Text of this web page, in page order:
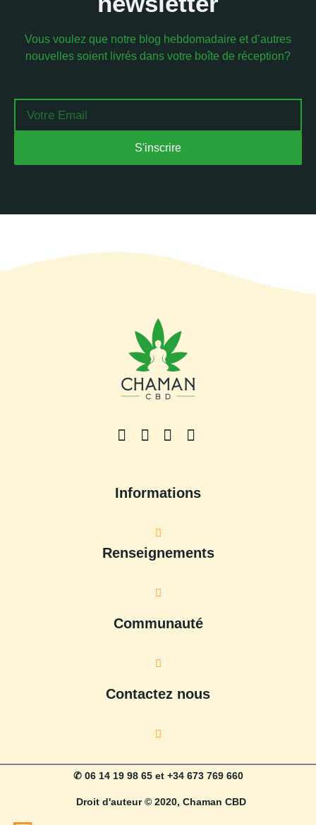
Vous voulez que notre blog hebdomadaire et d’autres
nouvelles soient livrés dans votre boîte de réception?
S'inscrire
Informations
Renseignements
Communauté
Contactez nous
✆ 06 14 19 98 65 et +34 673 769 660
Droit d'auteur © 2020, Chaman CBD